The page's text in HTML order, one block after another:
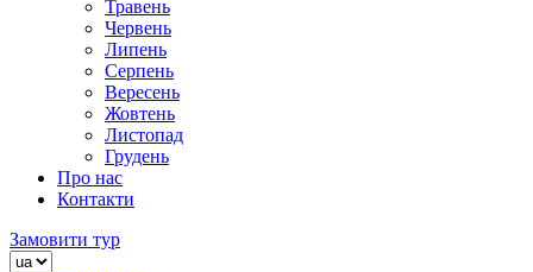
Травень
Червень
Липень
Серпень
Вересень
Жовтень
Листопад
Грудень
Про нас
Контакти
Замовити тур